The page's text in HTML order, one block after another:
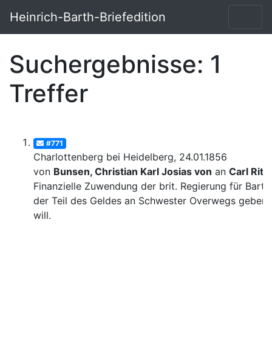
Heinrich-Barth-Briefedition
Suchergebnisse: 1
Treffer
#771
Charlottenberg bei Heidelberg, 24.01.1856
von Bunsen, Christian Karl Josias von an Carl
Finanzielle Zuwendung der brit. Regierung für Barth,
der Teil des Geldes an Schwester Overwegs geben
will.